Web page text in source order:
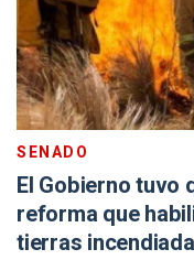
SENADO
El Gobierno tuvo
reforma que
tierras